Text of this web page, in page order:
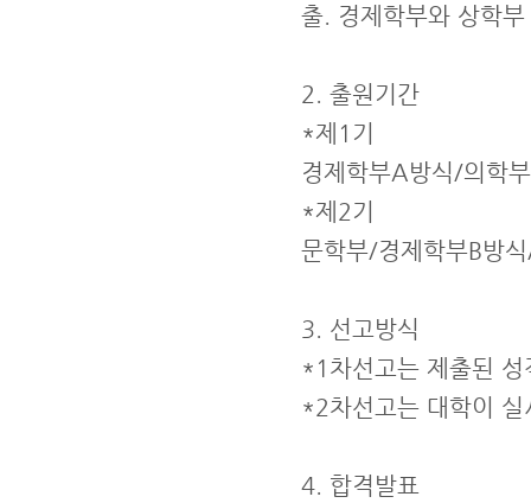
출. 경제학부와 상학
2. 출원기간
*제1기
경제학부A방식/의학
*제2기
문학부/경제학부B방
3. 선고방식
*1차선고는 제출된 성
*2차선고는 대학이 실
4. 합격발표